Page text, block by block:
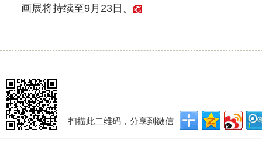
画展将持续至9月23日。
扫描此二维码，分享到微信